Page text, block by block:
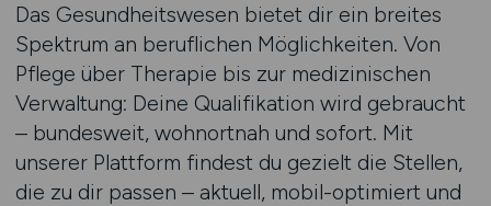
Das Gesundheitswesen bietet dir ein breites
Spektrum an beruflichen Möglichkeiten. Von
Pflege über Therapie bis zur medizinischen
Verwaltung: Deine Qualifikation wird gebraucht
– bundesweit, wohnortnah und sofort. Mit
unserer Plattform findest du gezielt die Stellen,
die zu dir passen – aktuell, mobil-optimiert und